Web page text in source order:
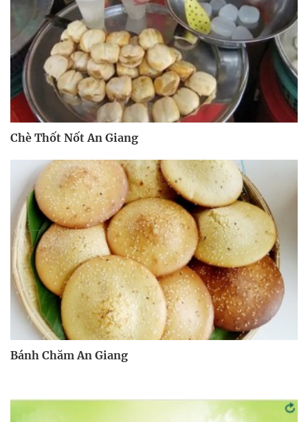
Chè Thốt Nốt An Giang
Bánh Chăm An Giang